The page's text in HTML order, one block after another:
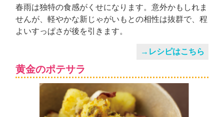
春雨は独特の食感がくせになります。意外かもしれま
せんが、軽やかな新じゃがいもとの相性は抜群で、程
よいすっぱさが後を引きます。
→レシピはこちら
黄金のポテサラ